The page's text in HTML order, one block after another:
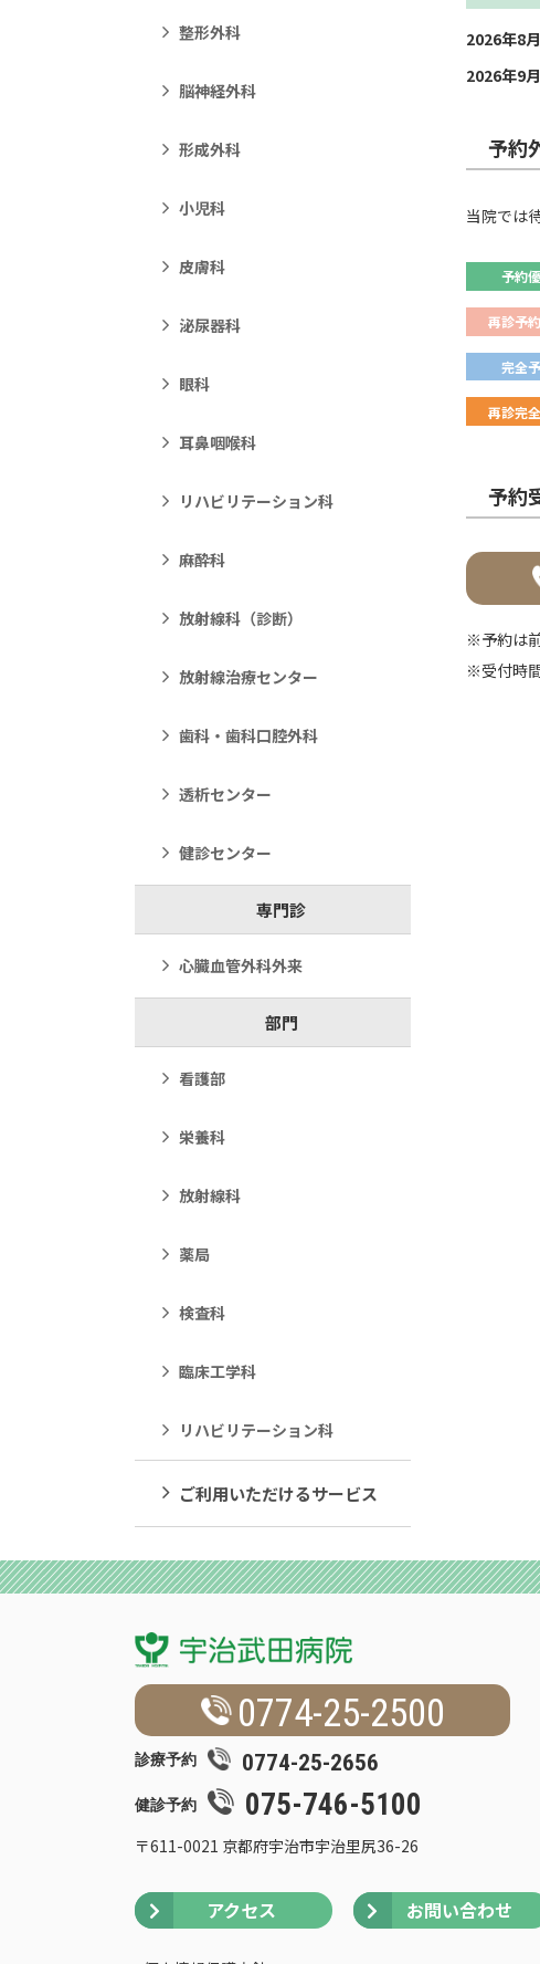
整形外科
脳神経外科
形成外科
小児科
皮膚科
泌尿器科
眼科
耳鼻咽喉科
リハビリテーション科
麻酔科
放射線科（診断）
放射線治療センター
歯科・歯科口腔外科
透析センター
健診センター
専門診
心臓血管外科外来
部門
看護部
栄養科
放射線科
薬局
検査科
臨床工学科
リハビリテーション科
ご利用いただけるサービス
2026年8
2026年9
予約
当院では
予約
再診予
完全
再診完
予約
※予約は
※受付時
0774-25-2500
診療予約 0774-25-2656
健診予約 075-746-5100
〒611-0021 京都府宇治市宇治里尻36-26
アクセス お問い合わせ